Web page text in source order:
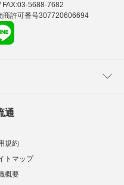
5688-7682
許可番号307720606694
通
規約
トマップ
概要